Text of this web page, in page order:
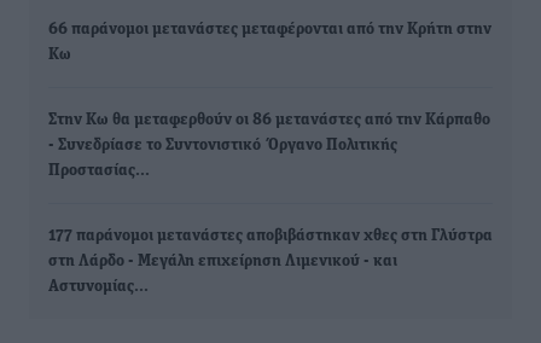
66 παράνομοι μετανάστες μεταφέρονται από την Κρήτη στην
Κω
Στην Κω θα μεταφερθούν οι 86 μετανάστες από την Κάρπαθο
- Συνεδρίασε το Συντονιστικό Όργανο Πολιτικής
Προστασίας…
177 παράνομοι μετανάστες αποβιβάστηκαν χθες στη Γλύστρα
στη Λάρδο - Μεγάλη επιχείρηση Λιμενικού - και
Αστυνομίας…